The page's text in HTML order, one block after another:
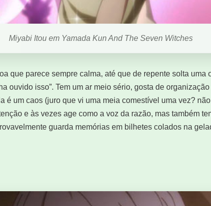
Miyabi Itou em Yamada Kun And The Seven Witches
que parece sempre calma, até que de repente solta uma
ouvido isso”. Tem um ar meio sério, gosta de
é um caos (juro que vi uma meia comestível uma vez?
e às vezes age como a voz da razão, mas também
guarda memórias em bilhetes colados na